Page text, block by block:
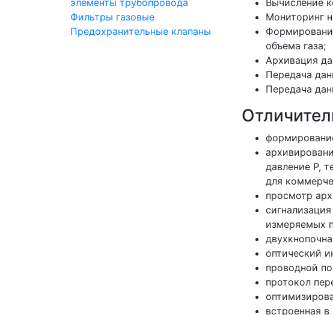
элементы трубопровода
Фильтры газовые
Предохранительные клапаны
Вычисление
Мониторинг
объема газа;
Архивация
Передача
Передача
давление Р,
для
просмотр
измеряемых
оптический
проводной
протокол
встроенная